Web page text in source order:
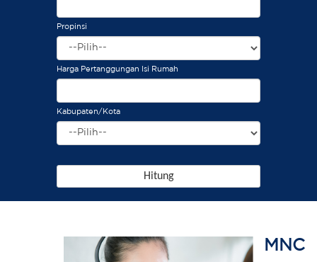
Propinsi
Harga Pertanggungan Isi Rumah
Kabupaten/Kota
Hitung
MNC